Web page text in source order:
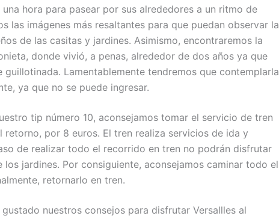
hora para pasear por sus alrededores a un ritmo de
las imágenes más resaltantes para que puedan observar la
de las casitas y jardines. Asimismo, encontraremos la
donde vivió, a penas, alrededor de dos años ya que
guillotinada. Lamentablemente tendremos que contemplarla
ya que no se puede ingresar.
tip número 10, aconsejamos tomar el servicio de tren
retorno, por 8 euros. El tren realiza servicios de ida y
de realizar todo el recorrido en tren no podrán disfrutar
los jardines. Por consiguiente, aconsejamos caminar todo el
retornarlo en tren.
gustado nuestros consejos para disfrutar Versallles al